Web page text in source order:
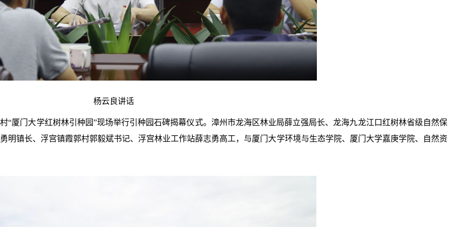
杨云良讲话
“厦门大学红树林引种园”现场举行引种园石碑揭幕仪式。漳州市龙海区林业局薛立强局长、龙海九龙江口红树林省级自然保
明镇长、浮宫镇霞郭村郭毅斌书记、浮宫林业工作站薛志勇高工，与厦门大学环境与生态学院、厦门大学嘉庚学院、自然资